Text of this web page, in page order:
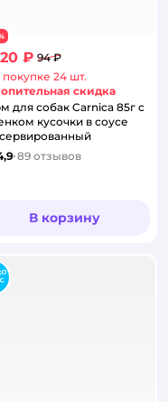
₽ 94 ₽
покупке 24 шт.
скидка
для собак Carnica 85г с
кусочки в соусе
89 отзывов
В корзину